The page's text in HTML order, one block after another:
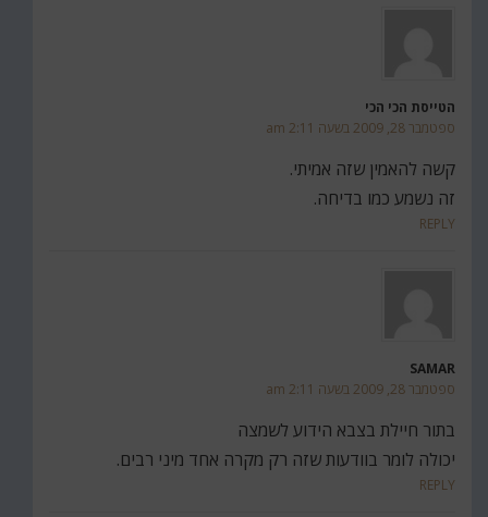
הטייסת הכי הכי
ספטמבר 28, 2009 בשעה 2:11 am
קשה להאמין שזה אמיתי.
זה נשמע כמו בדיחה.
REPLY
SAMAR
ספטמבר 28, 2009 בשעה 2:11 am
בתור חיילת בצבא הידוע לשמצה
יכולה לומר בוודעות שזה רק מקרה אחד מיני רבים.
REPLY